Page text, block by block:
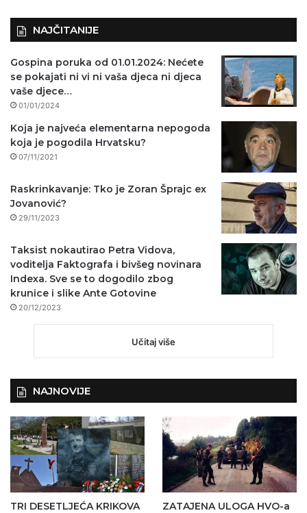
NAJČITANIJE
Gospina poruka od 01.01.2024: Nećete
se pokajati ni vi ni vaša djeca ni djeca
vaše djece…
01/01/2024
Koja je najveća elementarna nepogoda
koja je pogodila Hrvatsku?
07/11/2021
Raskrinkavanje: Tko je Zoran Šprajc ex
Jovanović?
29/11/2023
Taksist nokautirao Petra Vidova,
voditelja Faktografa i bivšeg novinara
Indexa. Sve se to dogodilo zbog
krunice i slike Ante Gotovine
20/12/2023
Učitaj više
NAJNOVIJE
TRI DESETLJEĆA KRIKOVA
ZATAJENA ULOGA HVO-a